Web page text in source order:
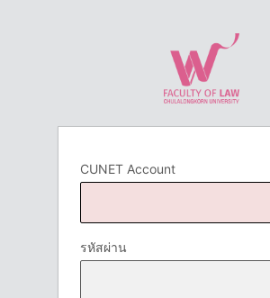
CUNET Account
รหัสผ่าน